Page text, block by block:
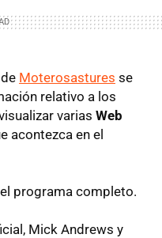
Moterosastures se
relativo a los
varias Web
acontezca en el
programa completo.
Mick Andrews y